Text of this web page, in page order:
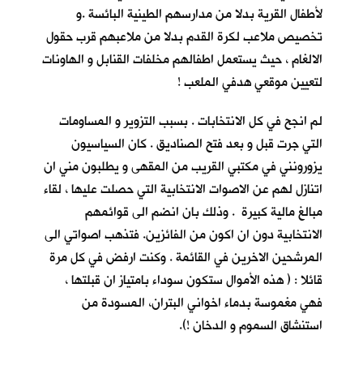
لأطفال القرية بدلا من مدارسهم الطينية البائسة .و
تخصيص ملاعب لكرة القدم بدلا من ملاعبهم قرب حقول
الالغام ، حيث يستعمل اطفالهم مخلفات القنابل و الهاونات
لتعيين موقعي هدفي الملعب !
لم انجح في كل الانتخابات . بسبب التزوير و المساومات
التي جرت قبل و بعد فتح الصناديق . كان السياسيون
يزورونني في مكتبي القريب من المقهى و يطلبون مني ان
اتنازل لهم عن الاصوات الانتخابية التي حصلت عليها ، لقاء
مبالغ مالية كبيرة . وذلك بان انضم الى قوائمهم
الانتخابية دون ان اكون من الفائزين. فتذهب اصواتي الى
المرشحين الاخرين في القائمة . وكنت ارفض في كل مرة
قائلا : ( هذه الأموال ستكون سوداء بامتياز ان قبلتها ،
فهي مغموسة بدماء اخواني البتران، المسودة من
استنشاق السموم و الدخان !).